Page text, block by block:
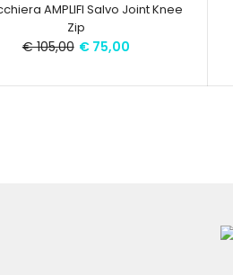
Ginocchiera AMPLIFI Kana Knee
€ 130,00 € 90,00
Ginocchiera AMPLIFI Salvo Joint Knee
AMPLIFI Salvo Joint Knee
Zip
€ 105,00 € 75,00